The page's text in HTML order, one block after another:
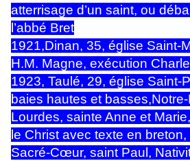
atterrisage d’un saint, ou
l’abbé Bret
1921,Dinan, 35, église Saint-
H.M. Magne, exécution
1923, Taulé, 29, église Saint-
baies hautes et
Lourdes, sainte Anne et
le Christ avec texte en
Sacré-Cœur, saint Paul,